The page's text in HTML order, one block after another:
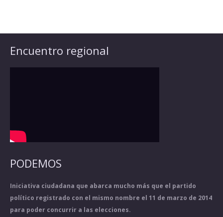
Encuentro regional
PODEMOS
Iniciativa ciudadana que abarca mucho más que el partido
político registrado con el mismo nombre el 11 de marzo de 2014
para poder concurrir a las elecciones.